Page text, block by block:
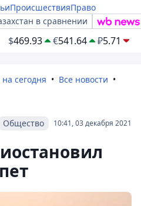
ПроисшествияПраво
в сравнении
$469.93 €541.64 ₽5.71
сегодня
Все новости
10:41, 03 декабря 2021
Общество